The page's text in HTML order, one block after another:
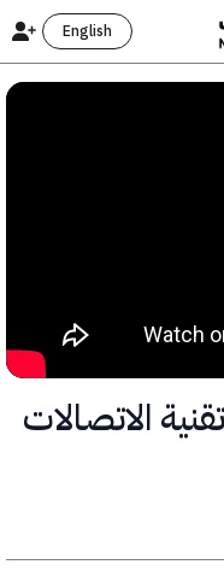
English
الاتصالات